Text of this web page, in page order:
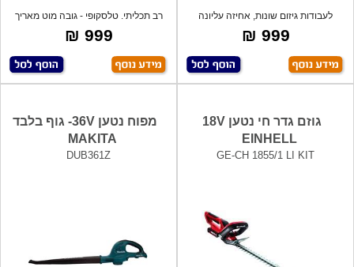
לעבודות גיזום שונות, אחיזה עליונה
ונוחה.
999 ₪
רב תכליתי. טלסקופי - גובה מוט מאריך
מתכו
999 ₪
גוזם גדר חי נטען 18V
EINHELL
GE-CH 1855/1 LI KIT
מפוח נטען 36V- גוף בלבד
MAKITA
DUB361Z